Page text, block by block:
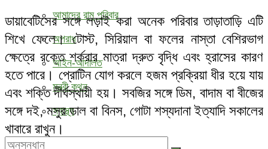
আমাদের রামু পরিবার
অপরাধ
আইন-আদালত
মন্ত্রী কথন
স্বাস্থ্য
ডায়াবেটিসের সঙ্গে লড়াই করা অনেক পরিবার তাড়াতাড়ি এটি
শিখে ফেলে। টোস্ট, সিরিয়াল বা ফলের নাস্তা বেশিরভাগ
ক্ষেত্রে রক্তে শর্করার মাত্রা দ্রুত বৃদ্ধি এবং হ্রাসের কারণ
হতে পারে। প্রোটিন যোগ করলে হজম প্রক্রিয়া ধীর হয়ে যায়
এবং শক্তি দীর্ঘস্থায়ী হয়। সবজির সঙ্গে ডিম, বাদাম বা বীজের
সঙ্গে দই, মসুর ডাল বা বিনস, গোটা শস্যদানা ইত্যাদি সকালের
খাবারে রাখুন।